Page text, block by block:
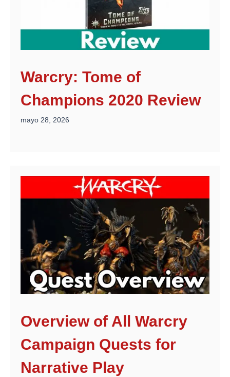
Warcry: Tome of
Champions 2020 Review
mayo 28, 2026
Overview of All Warcry
Campaign Quests for
Narrative Play